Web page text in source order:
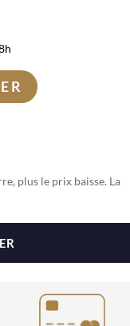
plus le prix baisse. La